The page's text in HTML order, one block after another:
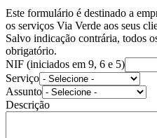
Este formulário é destinado a
os serviços Via Verde aos seus
Salvo indicação contrária, todos
obrigatório.
NIF (iniciados em 9, 6 e 5)
Serviço
Assunto
Descrição